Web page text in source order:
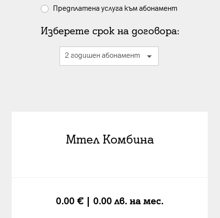
Предплатена услуга към абонамент
Изберете срок на договора:
Мтел Комбина
0.00 € | 0.00 лв. на мес.